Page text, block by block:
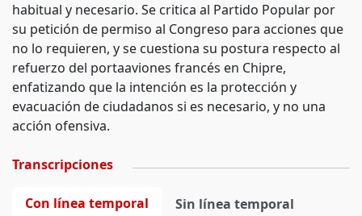
habitual y necesario. Se critica al Partido Popular por
su petición de permiso al Congreso para acciones que
no lo requieren, y se cuestiona su postura respecto al
refuerzo del portaaviones francés en Chipre,
enfatizando que la intención es la protección y
evacuación de ciudadanos si es necesario, y no una
acción ofensiva.
Transcripciones
Con línea temporal Sin línea temporal